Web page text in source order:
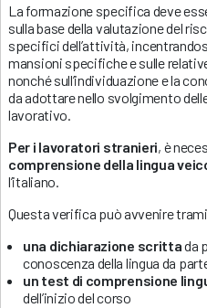
La formazione specifica deve
sulla base della valutazione del
specifici dell’attività,
mansioni specifiche e sulle
nonché sull’individuazione e la
da adottare nello svolgimento
lavorativo.
Per i lavoratori stranieri, è
comprensione della lingua
l’italiano.
Questa verifica può avvenire
una dichiarazione scrittada
conoscenza della lingua da
un test di comprensione
dell’inizio del corso